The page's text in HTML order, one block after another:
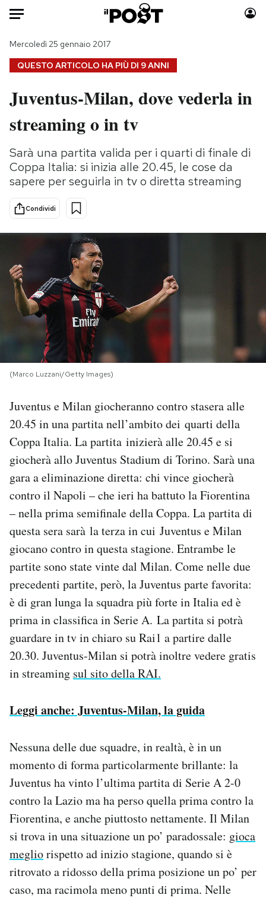
HOME
Italia
Politica
Tecnologia
Internet
Scienza
Cultura
Economia
Sport
Moda
Storie/Idee
Ok Boomer!
Media
PODCAST
NEWSLETTER
SHOP
CALENDARIO
AREA PERSONALE
Area Personale
Hai bisogno di aiuto?
Esci
QUESTO ARTICOLO HA PIÙ DI 9 ANNI
Mercoledì 25 gennaio 2017
Juventus-Milan, dove vederla in
streaming o in tv
Sarà una partita valida per i quarti di finale di
Coppa Italia: si inizia alle 20.45, le cose da
sapere per seguirla in tv o diretta streaming
Condividi
(Marco Luzzani/Getty Images)
Juventus e Milan giocheranno contro stasera alle
20.45 in una partita nell’ambito dei quarti della
Coppa Italia. La partita inizierà alle 20.45 e si
giocherà allo Juventus Stadium di Torino. Sarà una
gara a eliminazione diretta: chi vince giocherà
contro il Napoli – che ieri ha battuto la Fiorentina
– nella prima semifinale della Coppa. La partita di
questa sera sarà la terza in cui Juventus e Milan
giocano contro in questa stagione. Entrambe le
partite sono state vinte dal Milan. Come nelle due
precedenti partite, però, la Juventus parte favorita:
è di gran lunga la squadra più forte in Italia ed è
prima in classifica in Serie A. La partita si potrà
guardare in tv in chiaro su Rai1 a partire dalle
20.30. Juventus-Milan si potrà inoltre vedere gratis
in streaming sul sito della RAI.
Leggi anche: Juventus-Milan, la guida
Nessuna delle due squadre, in realtà, è in un
momento di forma particolarmente brillante: la
Juventus ha vinto l’ultima partita di Serie A 2-0
contro la Lazio ma ha perso quella prima contro la
Fiorentina, e anche piuttosto nettamente. Il Milan
si trova in una situazione un po’ paradossale: gioca
megliorispetto ad inizio stagione, quando si è
ritrovato a ridosso della prima posizione un po’ per
caso, ma racimola meno punti di prima. Nelle